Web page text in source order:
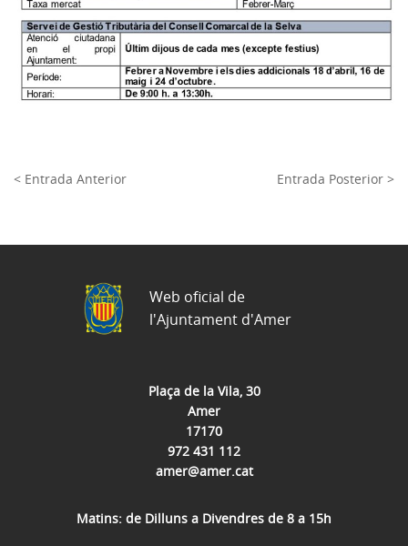
< Entrada Anterior Entrada Posterior >
Plaça de la Vila, 30
Amer
17170
972 431 112
amer@amer.cat
Matins: de Dilluns a Divendres de 8 a 15h
Web oficial de
l'Ajuntament d'Amer